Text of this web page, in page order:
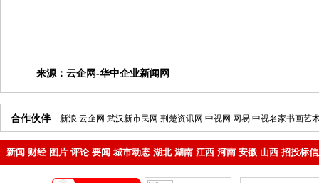
来源： 云企网-华中企业新闻网
合作伙伴 新浪 云企网 武汉新市民网 荆楚资讯网 中视网 网易 中视名家书画艺
新闻 财经 图片 评论 要闻 城市动态 湖北 湖南 江西 河南 安徽 山西 招投标